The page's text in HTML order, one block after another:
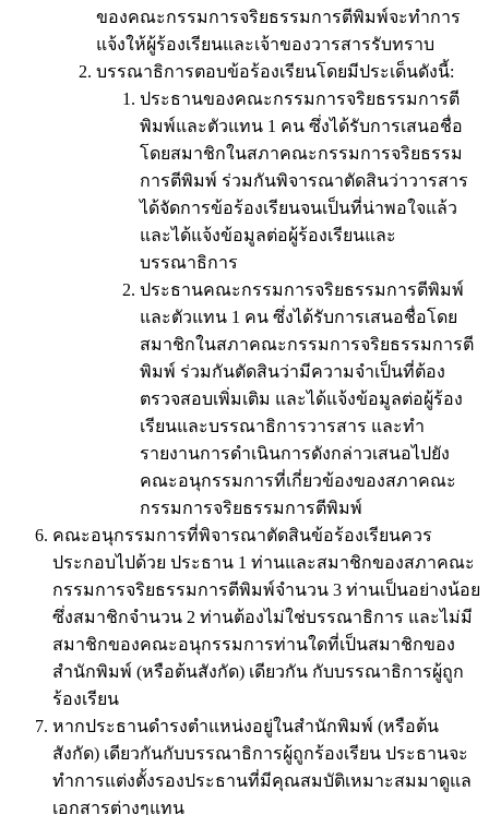
ของคณะกรรมการจริยธรรมการตีพิมพ์จะทำการ
แจ้งให้ผู้ร้องเรียนและเจ้าของวารสารรับทราบ
บรรณาธิการตอบข้อร้องเรียนโดยมีประเด็นดังนี้:
ประธานของคณะกรรมการจริยธรรมการตี
พิมพ์และตัวแทน 1 คน ซึ่งได้รับการเสนอชื่อ
โดยสมาชิกในสภาคณะกรรมการจริยธรรม
การตีพิมพ์ ร่วมกันพิจารณาตัดสินว่าวารสาร
ได้จัดการข้อร้องเรียนจนเป็นที่น่าพอใจแล้ว
และได้แจ้งข้อมูลต่อผู้ร้องเรียนและ
บรรณาธิการ
ประธานคณะกรรมการจริยธรรมการตีพิมพ์
และตัวแทน 1 คน ซึ่งได้รับการเสนอชื่อโดย
สมาชิกในสภาคณะกรรมการจริยธรรมการตี
พิมพ์ ร่วมกันตัดสินว่ามีความจำเป็นที่ต้อง
ตรวจสอบเพิ่มเติม และได้แจ้งข้อมูลต่อผู้ร้อง
เรียนและบรรณาธิการวารสาร และทำ
รายงานการดำเนินการดังกล่าวเสนอไปยัง
คณะอนุกรรมการที่เกี่ยวข้องของสภาคณะ
กรรมการจริยธรรมการตีพิมพ์
คณะอนุกรรมการที่พิจารณาตัดสินข้อร้องเรียนควร
ประกอบไปด้วย ประธาน 1 ท่านและสมาชิกของสภาคณะ
กรรมการจริยธรรมการตีพิมพ์จำนวน 3 ท่านเป็นอย่างน้อย
ซึ่งสมาชิกจำนวน 2 ท่านต้องไม่ใช่บรรณาธิการ และไม่มี
สมาชิกของคณะอนุกรรมการท่านใดที่เป็นสมาชิกของ
สำนักพิมพ์ (หรือต้นสังกัด) เดียวกัน กับบรรณาธิการผู้ถูก
ร้องเรียน
หากประธานดำรงตำแหน่งอยู่ในสำนักพิมพ์ (หรือต้น
สังกัด) เดียวกันกับบรรณาธิการผู้ถูกร้องเรียน ประธานจะ
ทำการแต่งตั้งรองประธานที่มีคุณสมบัติเหมาะสมมาดูแล
เอกสารต่างๆแทน